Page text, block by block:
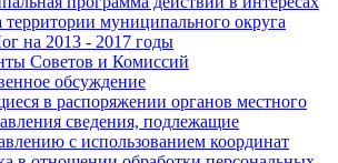
территории муниципального округа
на 2013 - 2017 годы
Советов и Комиссий
обсуждение
в распоряжении органов местного
сведения, подлежащие
с использованием координат